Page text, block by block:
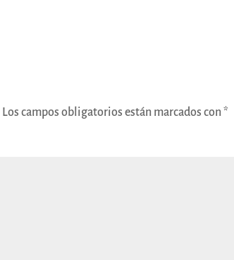
Los campos obligatorios están marcados con*